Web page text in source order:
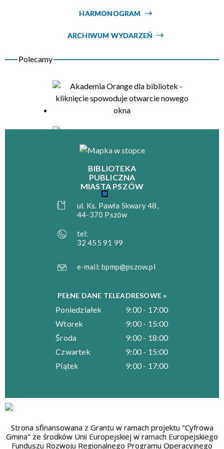
HARMONOGRAM
ARCHIWUM WYDARZEŃ
BIBLIOTEKA
PUBLICZNA
MIASTA PSZÓW
ul. Ks. Pawła Skwary 48,
44-370 Pszów
tel:
32 455 91 99
e-mail:bpmp@pszow.pl
PEŁNE DANE TELEADRESOWE »
Poniedziałek
9:00 - 17:00
Wtorek
9:00 - 15:00
Środa
9:00 - 18:00
Czwartek
9:00 - 15:00
Piątek
9:00 - 17:00
Strona sfinansowana z Grantu w ramach projektu "Cyfrowa
Gmina" ze środków Unii Europejskiej w ramach Europejskiego
Funduszu Rozwoju Regionalnego Programu Operacyjnego